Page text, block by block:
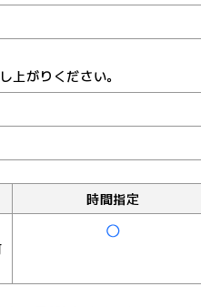
上がりください。
時間指定